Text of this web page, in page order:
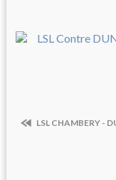
LSL CHAMBERY -